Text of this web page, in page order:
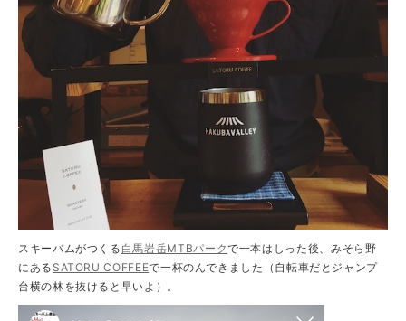
スキーバムがつくる 白馬岩岳MTBパークで一本はしった後、みそら野
にある SATORU COFFEEで一杯のんできました（自転車だとジャンプ
台横の林を抜けると早いよ）。